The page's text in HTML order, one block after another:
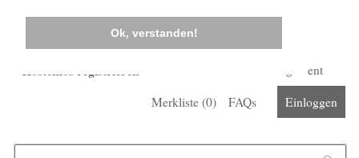
Ok, verstanden!
Kostenlos registrieren
Corona-Management
Merkliste (0) FAQs Einloggen